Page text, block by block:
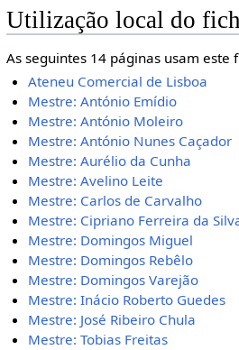
Utilização local do
As seguintes 14 páginas usam este
Ateneu Comercial de Lisboa
Mestre: António Emídio
Mestre: António Moleiro
Mestre: António Nunes Caçador
Mestre: Aurélio da Cunha
Mestre: Avelino Leite
Mestre: Carlos de Carvalho
Mestre: Cipriano Ferreira da
Mestre: Domingos Miguel
Mestre: Domingos Rebêlo
Mestre: Domingos Varejão
Mestre: Inácio Roberto Guedes
Mestre: José Ribeiro Chula
Mestre: Tobias Freitas